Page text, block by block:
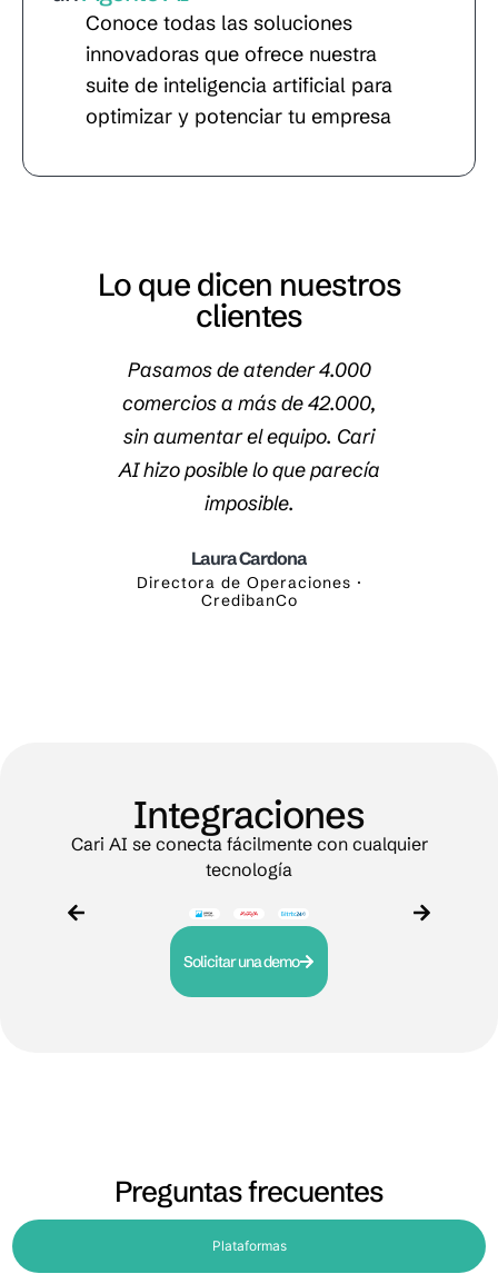
Conoce todas las soluciones
innovadoras que ofrece nuestra
suite de inteligencia artificial para
optimizar y potenciar tu empresa
Lo que dicen nuestros
clientes
Pasamos de atender 4.000
comercios a más de 42.000,
sin aumentar el equipo. Cari
AI hizo posible lo que parecía
imposible.
Laura Cardona
Directora de Operaciones ·
CredibanCo
Integraciones
Cari AI se conecta fácilmente con cualquier
tecnología
Solicitar una demo
Preguntas frecuentes
Plataformas